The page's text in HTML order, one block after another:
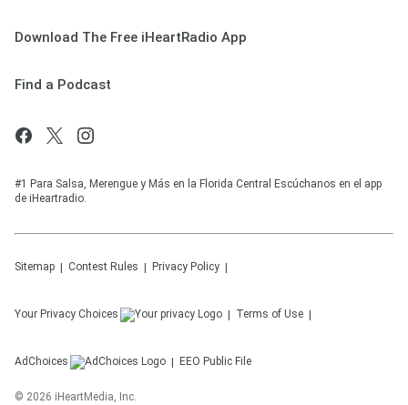
Download The Free iHeartRadio App
Find a Podcast
#1 Para Salsa, Merengue y Más en la Florida Central Escúchanos en el app
de iHeartradio.
Sitemap Contest Rules Privacy Policy
Your Privacy Choices Terms of Use
AdChoices EEO Public File
© 2026 iHeartMedia, Inc.